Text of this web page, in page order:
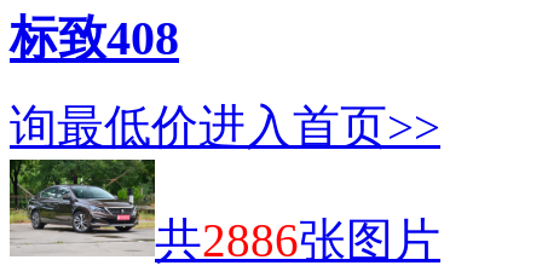
标致408
询最低价进入首页>>
共2886张图片